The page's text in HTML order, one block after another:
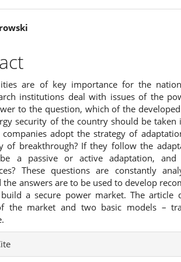
are of key importance for the
institutions deal with issues of the
to the question, which of the
security of the country should be taken
adopt the strategy of
of breakthrough? If they follow the
a passive or active adaptation, and
These questions are constantly
the answers are to be used to develop
a secure power market. The article
the market and two basic models –